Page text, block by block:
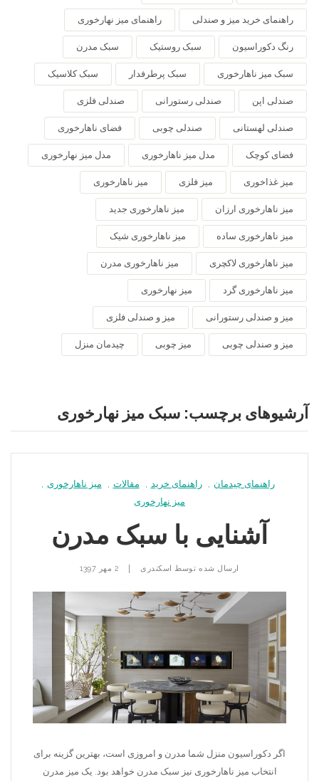
راهنمای خرید میز و صندلی راهنمای میز نهارخوری
رنگ دکوراسیون سبک روستیک سبک مدرن
سبک میز ناهارخوری سبک پرطرفدار سبک کلاسیک
صندلی اپن صندلی رستورانی صندلی فلزی
صندلی لهستانی صندلی چوبی فضای ناهارخوری
فضای کوچک مدل میز ناهارخوری مدل میز نهارخوری
میز غذاخوری میز فلزی میز ناهارخوری
میز ناهارخوری ارزان میز ناهارخوری جدید
میز ناهارخوری ساده میز ناهارخوری شیک
میز ناهارخوری لاکچری میز ناهارخوری مدرن
میز ناهارخوری گرد میز نهارخوری
میز و صندلی رستورانی میز و صندلی فلزی
میز و صندلی چوبی میز چوبی چیدمان منزل
آرشیوهای برچسب: سبک میز نهارخوری
راهنمای چیدمان راهنمای خرید مقالات میز ناهارخوری
میز نهارخوری
آشنایی با سبک مدرن
ارسال شده توسط اسکندری 2 مهر 1397
اگر دکوراسیون منزل شما مدرن و امروزی است، بهترین گزینه برای
انتخاب میز ناهارخوری نیز سبک مدرن خواهد بود. یک میز مدرن